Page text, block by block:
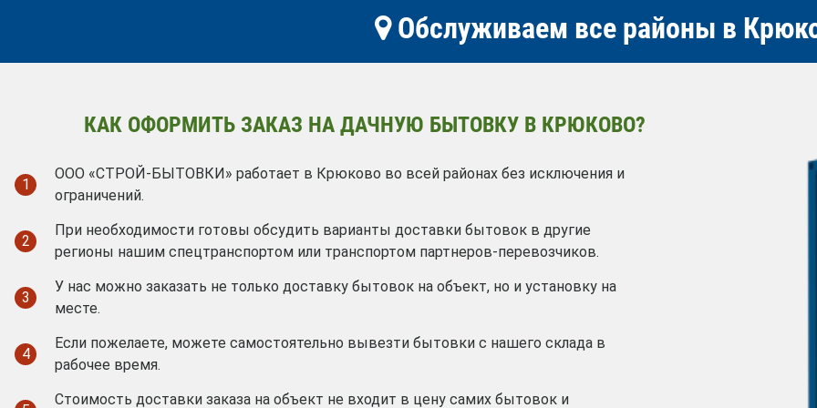
Обслуживаем все районы в
КАК ОФОРМИТЬ ЗАКАЗ НА ДАЧНУЮ БЫТОВКУ В КРЮКОВО?
1
ООО «СТРОЙ-БЫТОВКИ» работает в Крюково во всей районах без исключения и
ограничений.
2
При необходимости готовы обсудить варианты доставки бытовок в другие
регионы нашим спецтранспортом или транспортом партнеров-перевозчиков.
3
У нас можно заказать не только доставку бытовок на объект, но и установку на
месте.
4
Если пожелаете, можете самостоятельно вывезти бытовки с нашего склада в
рабочее время.
Стоимость доставки заказа на объект не входит в цену самих бытовок и